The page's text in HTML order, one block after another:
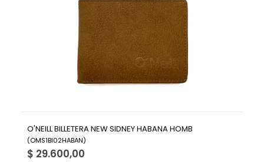
O'NEILL BILLETERA NEW SIDNEY HABANA HOMB
(OMS1BI02HABAN)
$ 29.600,00